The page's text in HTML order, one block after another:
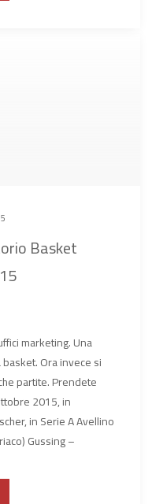
Basket
marketing. Una
Ora invece si
partite. Prendete
2015, in
in Serie A Avellino
Gussing –